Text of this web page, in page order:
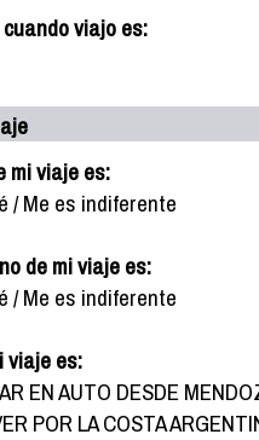
viajo es:
mi viaje es:
/ Me es indiferente
de mi viaje es:
/ Me es indiferente
viaje es:
EN AUTO DESDE
POR LA COSTA